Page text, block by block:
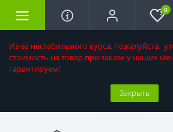
Из-за нестабильного курса, пожалуйста,
стоимость на товар при заказе у наших
гарантируем!
Закрыть
0